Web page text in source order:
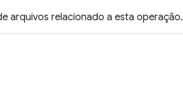
arquivos relacionado a esta operação.